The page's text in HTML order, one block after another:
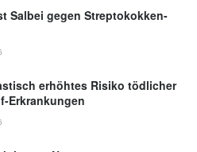
Salbei gegen Streptokokken-
erhöhtes Risiko tödlicher
Erkrankungen